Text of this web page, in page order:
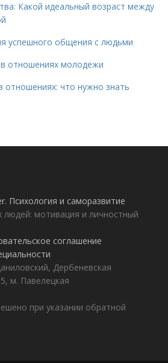
Какой идеальный возраст между
успешного общения с людьми
отношениях молодежи
отношениях: что нужно знать
Психология и саморазвитие
людей: мотивация и личностный
соглашение
Дербеневская
м. Павелецкая
при указании обратной